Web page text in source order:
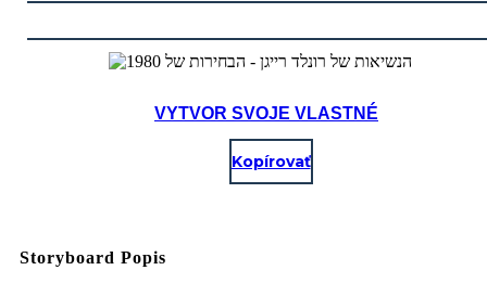
VYTVOR SVOJE VLASTNÉ
Kopírovať
Storyboard Popis